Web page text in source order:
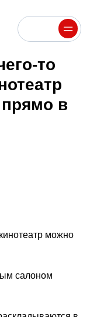
то
в
можно
салоном